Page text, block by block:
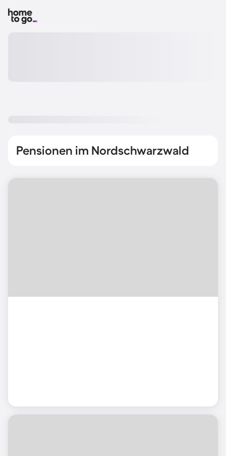
Pensionen im Nordschwarzwald